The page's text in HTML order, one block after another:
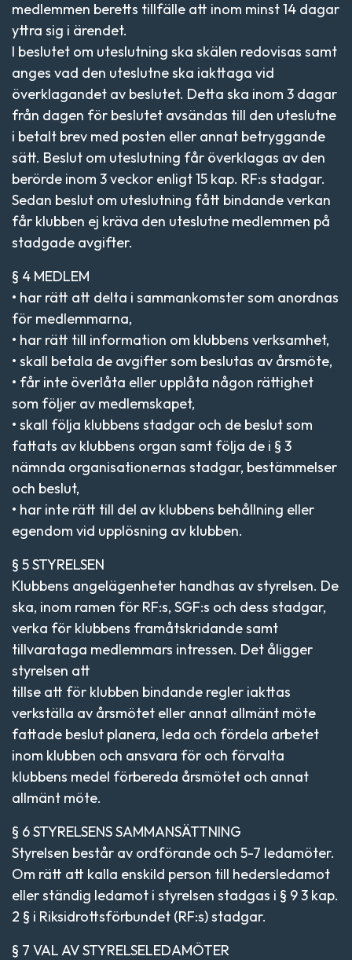
medlemmen beretts tillfälle att inom minst 14 dagar
yttra sig i ärendet.
I beslutet om uteslutning ska skälen redovisas samt
anges vad den uteslutne ska iakttaga vid
överklagandet av beslutet. Detta ska inom 3 dagar
från dagen för beslutet avsändas till den uteslutne
i betalt brev med posten eller annat betryggande
sätt. Beslut om uteslutning får överklagas av den
berörde inom 3 veckor enligt 15 kap. RF:s stadgar.
Sedan beslut om uteslutning fått bindande verkan
får klubben ej kräva den uteslutne medlemmen på
stadgade avgifter.
§ 4 MEDLEM
• har rätt att delta i sammankomster som anordnas
för medlemmarna,
• har rätt till information om klubbens verksamhet,
• skall betala de avgifter som beslutas av årsmöte,
• får inte överlåta eller upplåta någon rättighet
som följer av medlemskapet,
• skall följa klubbens stadgar och de beslut som
fattats av klubbens organ samt följa de i § 3
nämnda organisationernas stadgar, bestämmelser
och beslut,
• har inte rätt till del av klubbens behållning eller
egendom vid upplösning av klubben.
§ 5 STYRELSEN
Klubbens angelägenheter handhas av styrelsen. De
ska, inom ramen för RF:s, SGF:s och dess stadgar,
verka för klubbens framåtskridande samt
tillvarataga medlemmars intressen. Det åligger
styrelsen att
tillse att för klubben bindande regler iakttas
verkställa av årsmötet eller annat allmänt möte
fattade beslut planera, leda och fördela arbetet
inom klubben och ansvara för och förvalta
klubbens medel förbereda årsmötet och annat
allmänt möte.
§ 6 STYRELSENS SAMMANSÄTTNING
Styrelsen består av ordförande och 5-7 ledamöter.
Om rätt att kalla enskild person till hedersledamot
eller ständig ledamot i styrelsen stadgas i § 9 3 kap.
2 § i Riksidrottsförbundet (RF:s) stadgar.
§ 7 VAL AV STYRELSELEDAMÖTER